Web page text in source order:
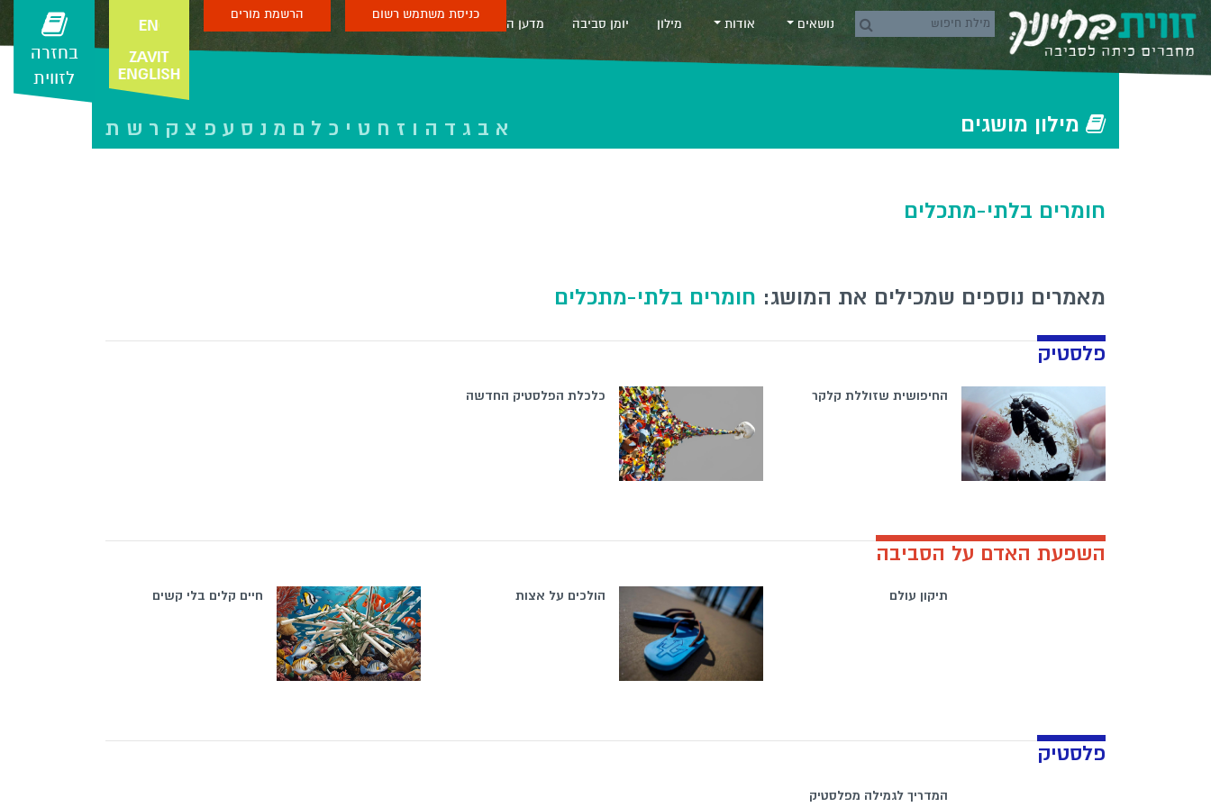
Skip to content
Search icons
נושאים אודות מילון יומן סביבה מדען החודש
בחזרה
לזווית
כניסת משתמש רשום הרשמת מורים
‫‫מילון‬ מושגים‬ א ב ג ד ה ו ז ח ט י כ ל ם מ נ ס ע פ צ ק ר ש ת
חומרים בלתי-מתכלים
מאמרים נוספים שמכילים את המושג: חומרים בלתי-מתכלים
פלסטיק
החיפושית שזוללת קלקר כלכלת הפלסטיק החדשה
השפעת האדם על הסביבה
תיקון עולם הולכים על אצות חיים קלים בלי קשים
פלסטיק
המדריך לגמילה מפלסטיק